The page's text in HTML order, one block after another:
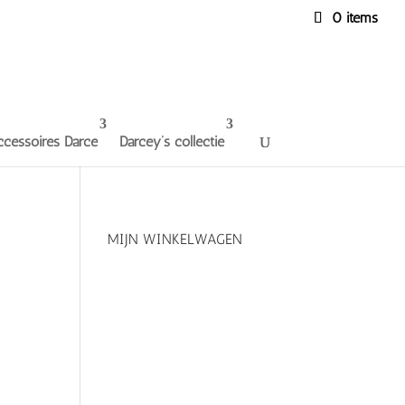
0 items
Darce Darcey’s collectie
MIJN WINKELWAGEN